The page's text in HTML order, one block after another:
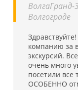
Волгограде
компанию за
экскурсий.
очень много
посетили все
ОСОБЕННО